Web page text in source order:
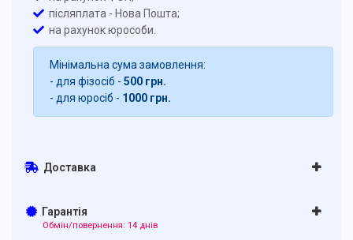
післяплата - Нова Пошта;
на рахунок юрособи.
Мінімальна сума замовлення:
- для фізосіб - 500 грн.
- для юросіб - 1000 грн.
Доставка
Гарантія
Обмін/повернення: 14 днів